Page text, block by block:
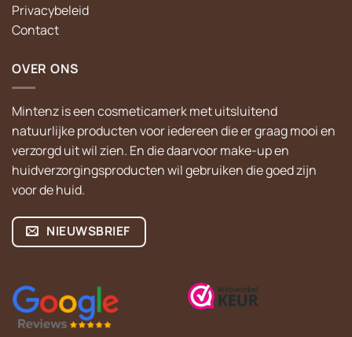
Privacybeleid
Contact
OVER ONS
Mintenz is een cosmeticamerk met uitsluitend
natuurlijke producten voor iedereen die er graag mooi en
verzorgd uit wil zien. En die daarvoor make-up en
huidverzorgingsproducten wil gebruiken die goed zijn
voor de huid.
NIEUWSBRIEF